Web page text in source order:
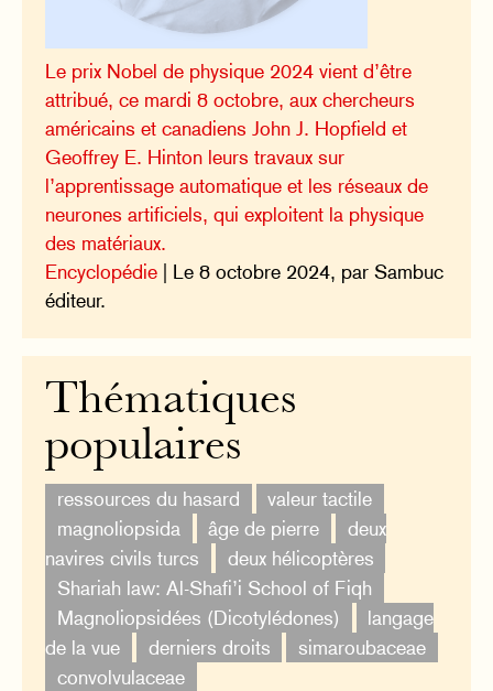
Le prix Nobel de physique 2024 vient d’être
attribué, ce mardi 8 octobre, aux chercheurs
américains et canadiens John J. Hopfield et
Geoffrey E. Hinton leurs travaux sur
l’apprentissage automatique et les réseaux de
neurones artificiels, qui exploitent la physique
des matériaux.
Encyclopédie | Le 8 octobre 2024, par Sambuc
éditeur.
Thématiques
populaires
ressources du hasard
valeur tactile
magnoliopsida
âge de pierre
deux
navires civils turcs
deux hélicoptères
Shariah law: Al-Shafi’i School of Fiqh
Magnoliopsidées (Dicotylédones)
langage
de la vue
derniers droits
simaroubaceae
convolvulaceae